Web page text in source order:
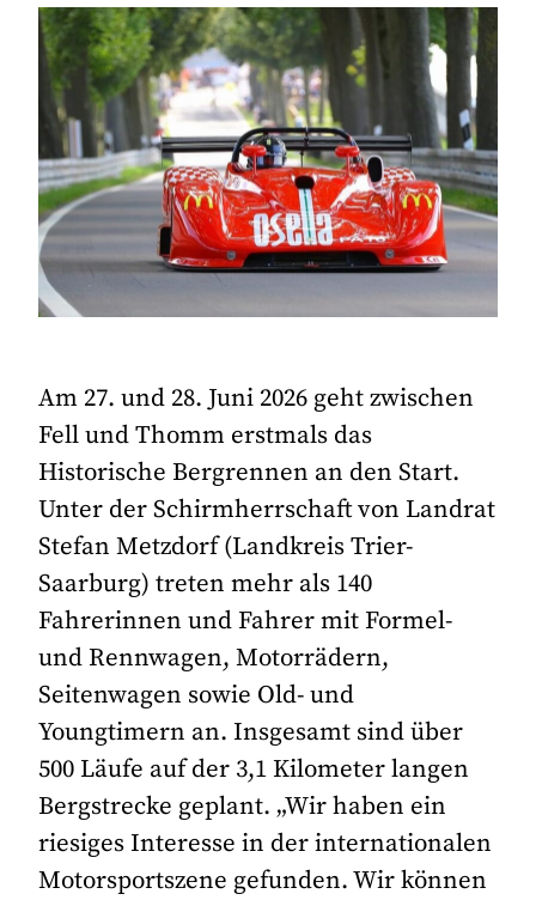
Am 27. und 28. Juni 2026 geht zwischen
Fell und Thomm erstmals das
Historische Bergrennen an den Start.
Unter der Schirmherrschaft von Landrat
Stefan Metzdorf (Landkreis Trier-
Saarburg) treten mehr als 140
Fahrerinnen und Fahrer mit Formel-
und Rennwagen, Motorrädern,
Seitenwagen sowie Old- und
Youngtimern an. Insgesamt sind über
500 Läufe auf der 3,1 Kilometer langen
Bergstrecke geplant. „Wir haben ein
riesiges Interesse in der internationalen
Motorsportszene gefunden. Wir können